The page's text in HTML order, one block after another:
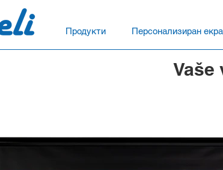
Продукти Персонализиран
Vaše